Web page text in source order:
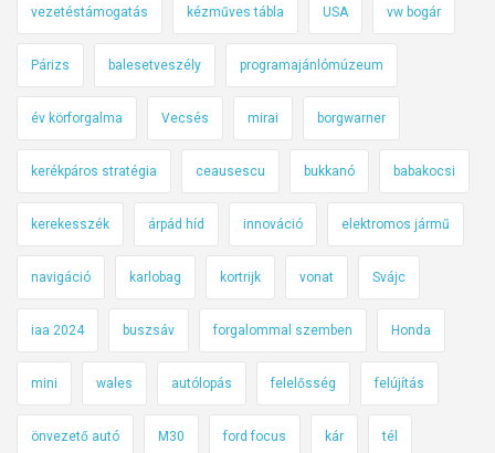
vezetéstámogatás kézműves tábla USA vw bogár
Párizs balesetveszély programajánlómúzeum
év körforgalma Vecsés mirai borgwarner
kerékpáros stratégia ceausescu bukkanó babakocsi
kerekesszék árpád híd innováció elektromos jármű
navigáció karlobag kortrijk vonat Svájc
iaa 2024 buszsáv forgalommal szemben Honda
mini wales autólopás felelősség felújítás
önvezető autó M30 ford focus kár tél